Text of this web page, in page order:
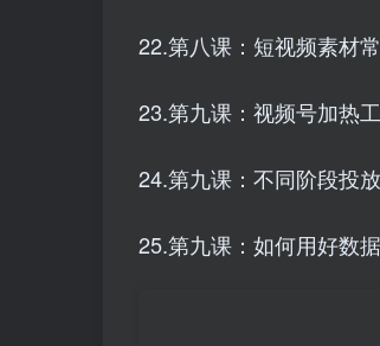
22.第八课：短视频素材
23.第九课：视频号加热
24.第九课：不同阶段投
25.第九课：如何用好数